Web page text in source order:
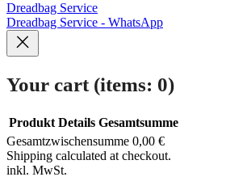
Dreadbag Service
Dreadbag Service - WhatsApp
Your cart (items: 0)
Products
Produkt Details Gesamtsumme
Gesamtzwischensumme 0,00 €
Shipping calculated at checkout.
inkl. MwSt.